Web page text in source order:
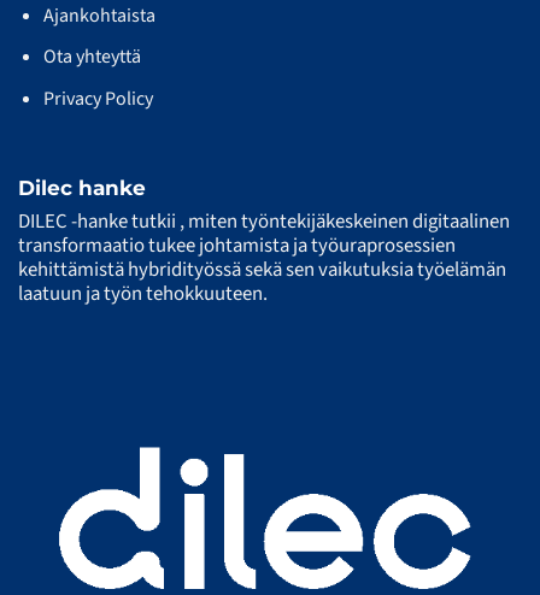
Ajankohtaista
Ota yhteyttä
Privacy Policy
Dilec hanke
DILEC -hanke tutkii , miten työntekijäkeskeinen digitaalinen
transformaatio tukee johtamista ja työuraprosessien
kehittämistä hybridityössä sekä sen vaikutuksia työelämän
laatuun ja työn tehokkuuteen.